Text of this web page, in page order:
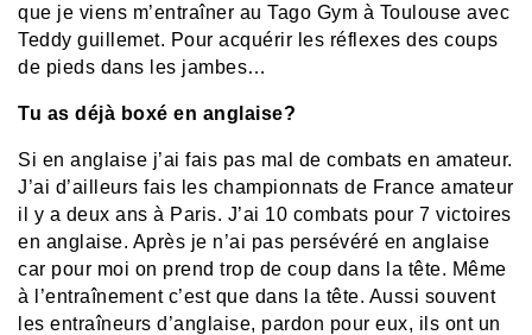
que je viens m’entraîner au Tago Gym à Toulouse avec
Teddy guillemet. Pour acquérir les réflexes des coups
de pieds dans les jambes…
Tu as déjà boxé en anglaise?
Si en anglaise j’ai fais pas mal de combats en amateur.
J’ai d’ailleurs fais les championnats de France amateur
il y a deux ans à Paris. J’ai 10 combats pour 7 victoires
en anglaise. Après je n’ai pas persévéré en anglaise
car pour moi on prend trop de coup dans la tête. Même
à l’entraînement c’est que dans la tête. Aussi souvent
les entraîneurs d’anglaise, pardon pour eux, ils ont un